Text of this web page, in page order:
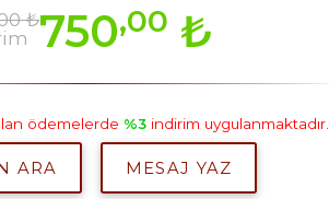
₺750,00 ₺
ödemelerde %3indirim uygulanmaktadır.
ARA MESAJ YAZ